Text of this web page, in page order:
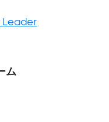
Leader
ム